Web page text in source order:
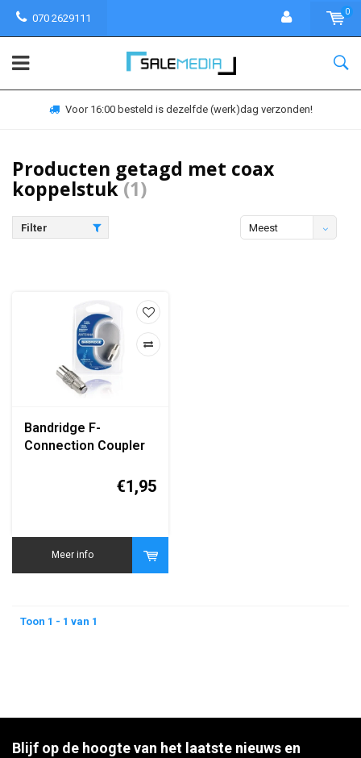
070 2629111
0
Voor 16:00 besteld is dezelfde (werk)dag verzonden!
Producten getagd met coax
koppelstuk(1)
Filter
Meest
Bandridge F-
Connection Coupler
€1,95
Meer info
Toon 1 - 1 van 1
Blijf op de hoogte van het laatste nieuws en